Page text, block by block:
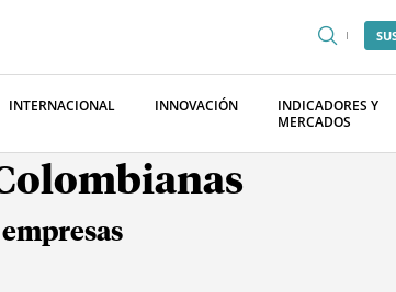
INTERNACIONAL INNOVACIÓN
INDICADORES Y
MERCADOS